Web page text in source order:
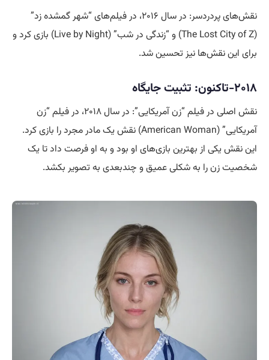
نقش‌های پردردسر: در سال ۲۰۱۶، در فیلم‌های “شهر گمشده زد”
(The Lost City of Z) و “زندگی در شب” (Live by Night) بازی کرد و
برای این نقش‌ها نیز تحسین شد.
۲۰۱۸-تاکنون: تثبیت جایگاه
نقش اصلی در فیلم “زن آمریکایی”: در سال ۲۰۱۸، در فیلم “زن
آمریکایی” (American Woman) نقش یک مادر مجرد را بازی کرد.
این نقش یکی از بهترین بازی‌های او بود و به او فرصت داد تا یک
شخصیت زن را به شکلی عمیق و چندبعدی به تصویر بکشد.